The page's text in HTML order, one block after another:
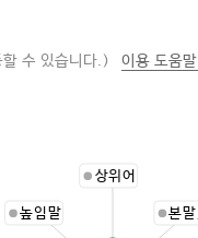
수 있습니다.) 이용 도움
상위어
본
높임말